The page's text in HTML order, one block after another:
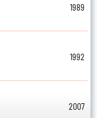
1989
1992
2007